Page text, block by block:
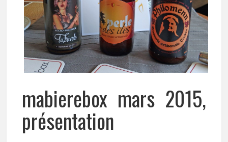
mabierebox mars 2015,
présentation